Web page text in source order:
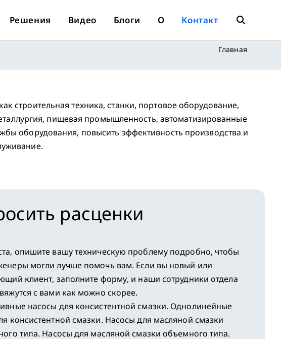
Решения Видео Блоги О Контакт
Главная
строительная техника, станки, портовое оборудование,
пищевая промышленность, автоматизированные
оборудования, повысить эффективность производства и
расценки
опишите вашу техническую проблему подробно, чтобы
могли лучше помочь вам. Если вы новый или
клиент, заполните форму, и наши сотрудники отдела
с вами как можно скорее.
насосы для консистентной смазки. Однолинейные
консистентной смазки. Насосы для масляной смазки
типа. Насосы для масляной смазки объемного типа.